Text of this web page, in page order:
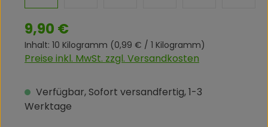
Regulärer Preis:
9,90 €
Inhalt: 10 Kilogramm (0,99 € / 1 Kilogramm)
Preise inkl. MwSt. zzgl. Versandkosten
Verfügbar, Sofort versandfertig, 1-3
Werktage